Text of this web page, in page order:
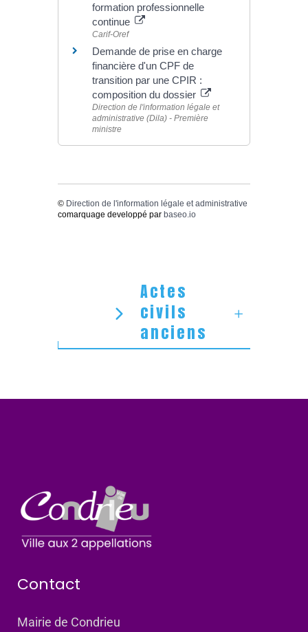
formation professionnelle
continue
Carif-Oref
Demande de prise en charge
financière d'un CPF de
transition par une CPIR :
composition du dossier
Direction de l'information légale et
administrative (Dila) - Première
ministre
© Direction de l'information légale et administrative
comarquage developpé par baseo.io
Actes
civils
anciens
Contact
Mairie de Condrieu